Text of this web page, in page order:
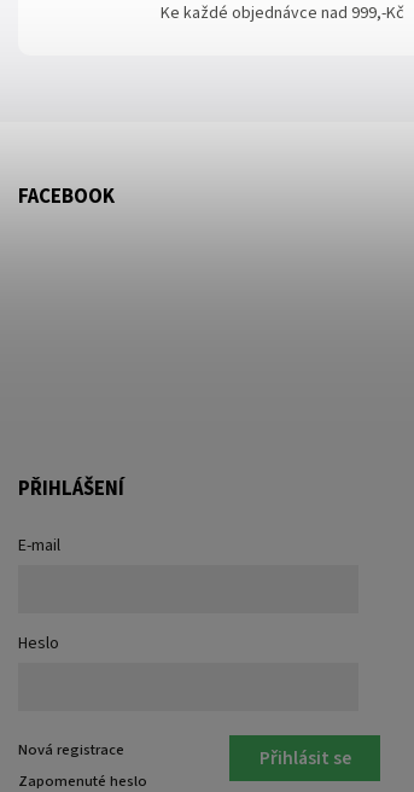
Ke každé objednávce nad 999,-Kč
FACEBOOK
PŘIHLÁŠENÍ
E-mail
Heslo
Přihlásit se
Nová registrace
Zapomenuté heslo